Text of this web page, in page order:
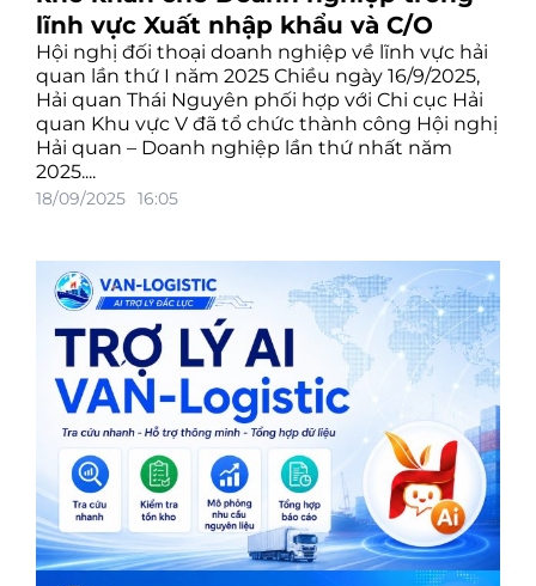
lĩnh vực Xuất nhập khẩu và C/O
Hội nghị đối thoại doanh nghiệp về lĩnh vực hải
quan lần thứ I năm 2025 Chiều ngày 16/9/2025,
Hải quan Thái Nguyên phối hợp với Chi cục Hải
quan Khu vực V đã tổ chức thành công Hội nghị
Hải quan – Doanh nghiệp lần thứ nhất năm
2025....
18/09/2025 16:05